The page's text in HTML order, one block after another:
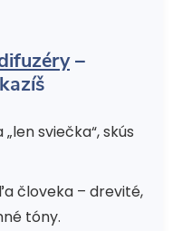
–
sviečka“, skús
človeka – drevité,
tóny.